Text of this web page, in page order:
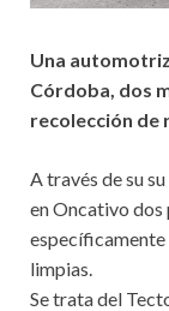
Una
Córdoba, dos
recolección de
A través de su
en Oncativo
específicamente
limpias.
Se trata del